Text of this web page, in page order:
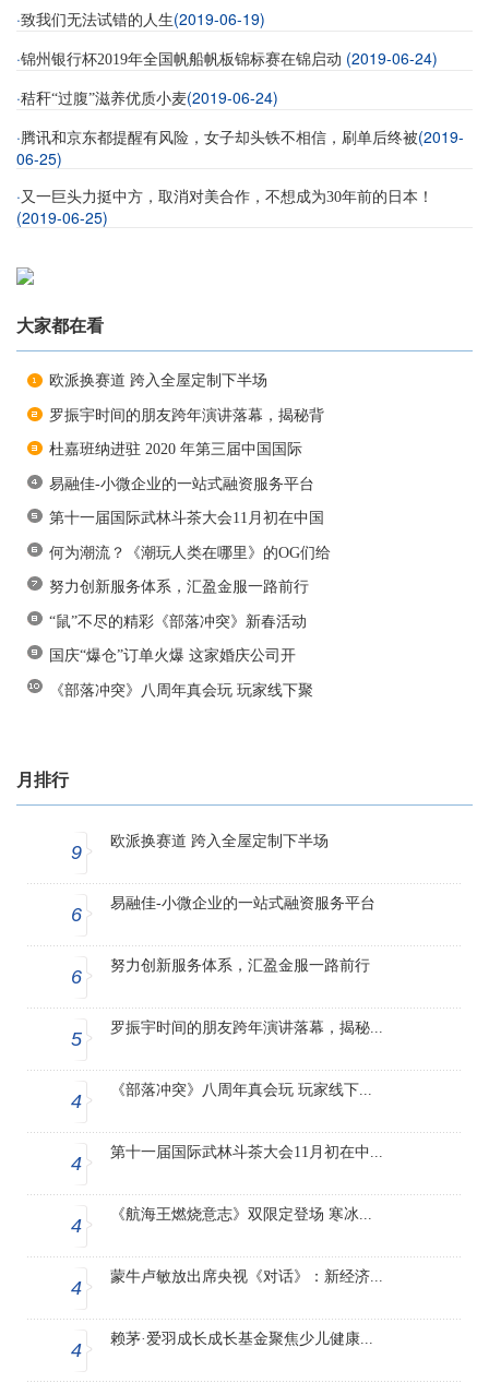
·致我们无法试错的人生(2019-06-19)
·锦州银行杯2019年全国帆船帆板锦标赛在锦启动 (2019-06-24)
·秸秆“过腹”滋养优质小麦(2019-06-24)
·腾讯和京东都提醒有风险，女子却头铁不相信，刷单后终被(2019-
06-25)
· 又一巨头力挺中方，取消对美合作，不想成为30年前的日本！
(2019-06-25)
大家都在看
欧派换赛道 跨入全屋定制下半场
罗振宇时间的朋友跨年演讲落幕，揭秘背
杜嘉班纳进驻 2020 年第三届中国国际
易融佳-小微企业的一站式融资服务平台
第十一届国际武林斗茶大会11月初在中国
何为潮流？《潮玩人类在哪里》的OG们给
努力创新服务体系，汇盈金服一路前行
“鼠”不尽的精彩《部落冲突》新春活动
国庆“爆仓”订单火爆 这家婚庆公司开
《部落冲突》八周年真会玩 玩家线下聚
月排行
9
欧派换赛道 跨入全屋定制下半场
6
易融佳-小微企业的一站式融资服务平台
6
努力创新服务体系，汇盈金服一路前行
5
罗振宇时间的朋友跨年演讲落幕，揭秘...
4
《部落冲突》八周年真会玩 玩家线下...
4
第十一届国际武林斗茶大会11月初在中...
4
《航海王燃烧意志》双限定登场 寒冰...
4
蒙牛卢敏放出席央视《对话》：新经济...
4
赖茅·爱羽成长成长基金聚焦少儿健康...